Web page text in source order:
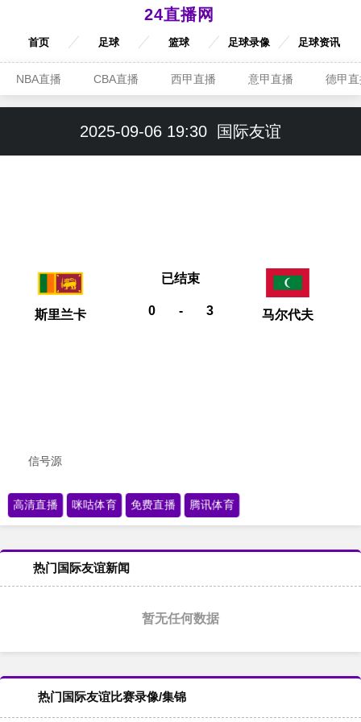
24直播网
首页 足球 篮球 足球录像 足球资讯
NBA直播 CBA直播 西甲直播 意甲直播 德甲
2025-09-06 19:30 国际友谊
斯里兰卡 0 - 3
已结束
马尔代夫
信号源
高清直播 咪咕体育 免费直播 腾讯体育
热门国际友谊新闻
暂无任何数据
热门国际友谊比赛录像/集锦